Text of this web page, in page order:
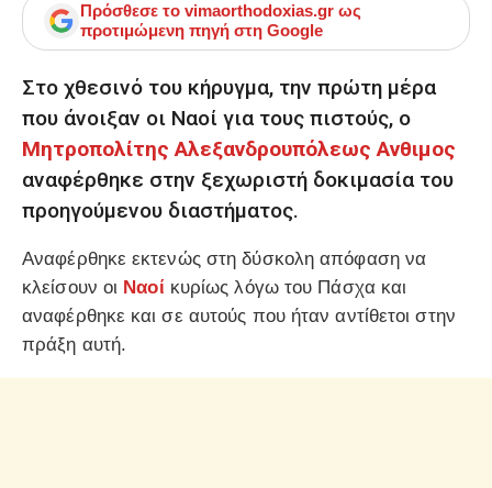
Πρόσθεσε το vimaorthodoxias.gr ως
προτιμώμενη πηγή στη Google
Στο χθεσινό του κήρυγμα, την πρώτη μέρα
που άνοιξαν οι Ναοί για τους πιστούς, ο
Μητροπολίτης Αλεξανδρουπόλεως Ανθιμος
αναφέρθηκε στην ξεχωριστή δοκιμασία του
προηγούμενου διαστήματος.
Αναφέρθηκε εκτενώς στη δύσκολη απόφαση να
κλείσουν οι Ναοί κυρίως λόγω του Πάσχα και
αναφέρθηκε και σε αυτούς που ήταν αντίθετοι στην
πράξη αυτή.